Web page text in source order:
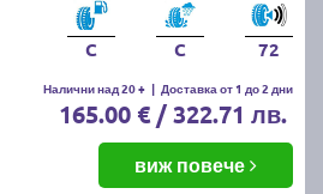
C C 72
Налични над 20 + | Доставка от 1 до 2 дни
165.00 € / 322.71 лв.
виж повече